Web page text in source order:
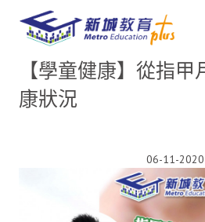
【學童健康】從指
康狀況
06-11-2020